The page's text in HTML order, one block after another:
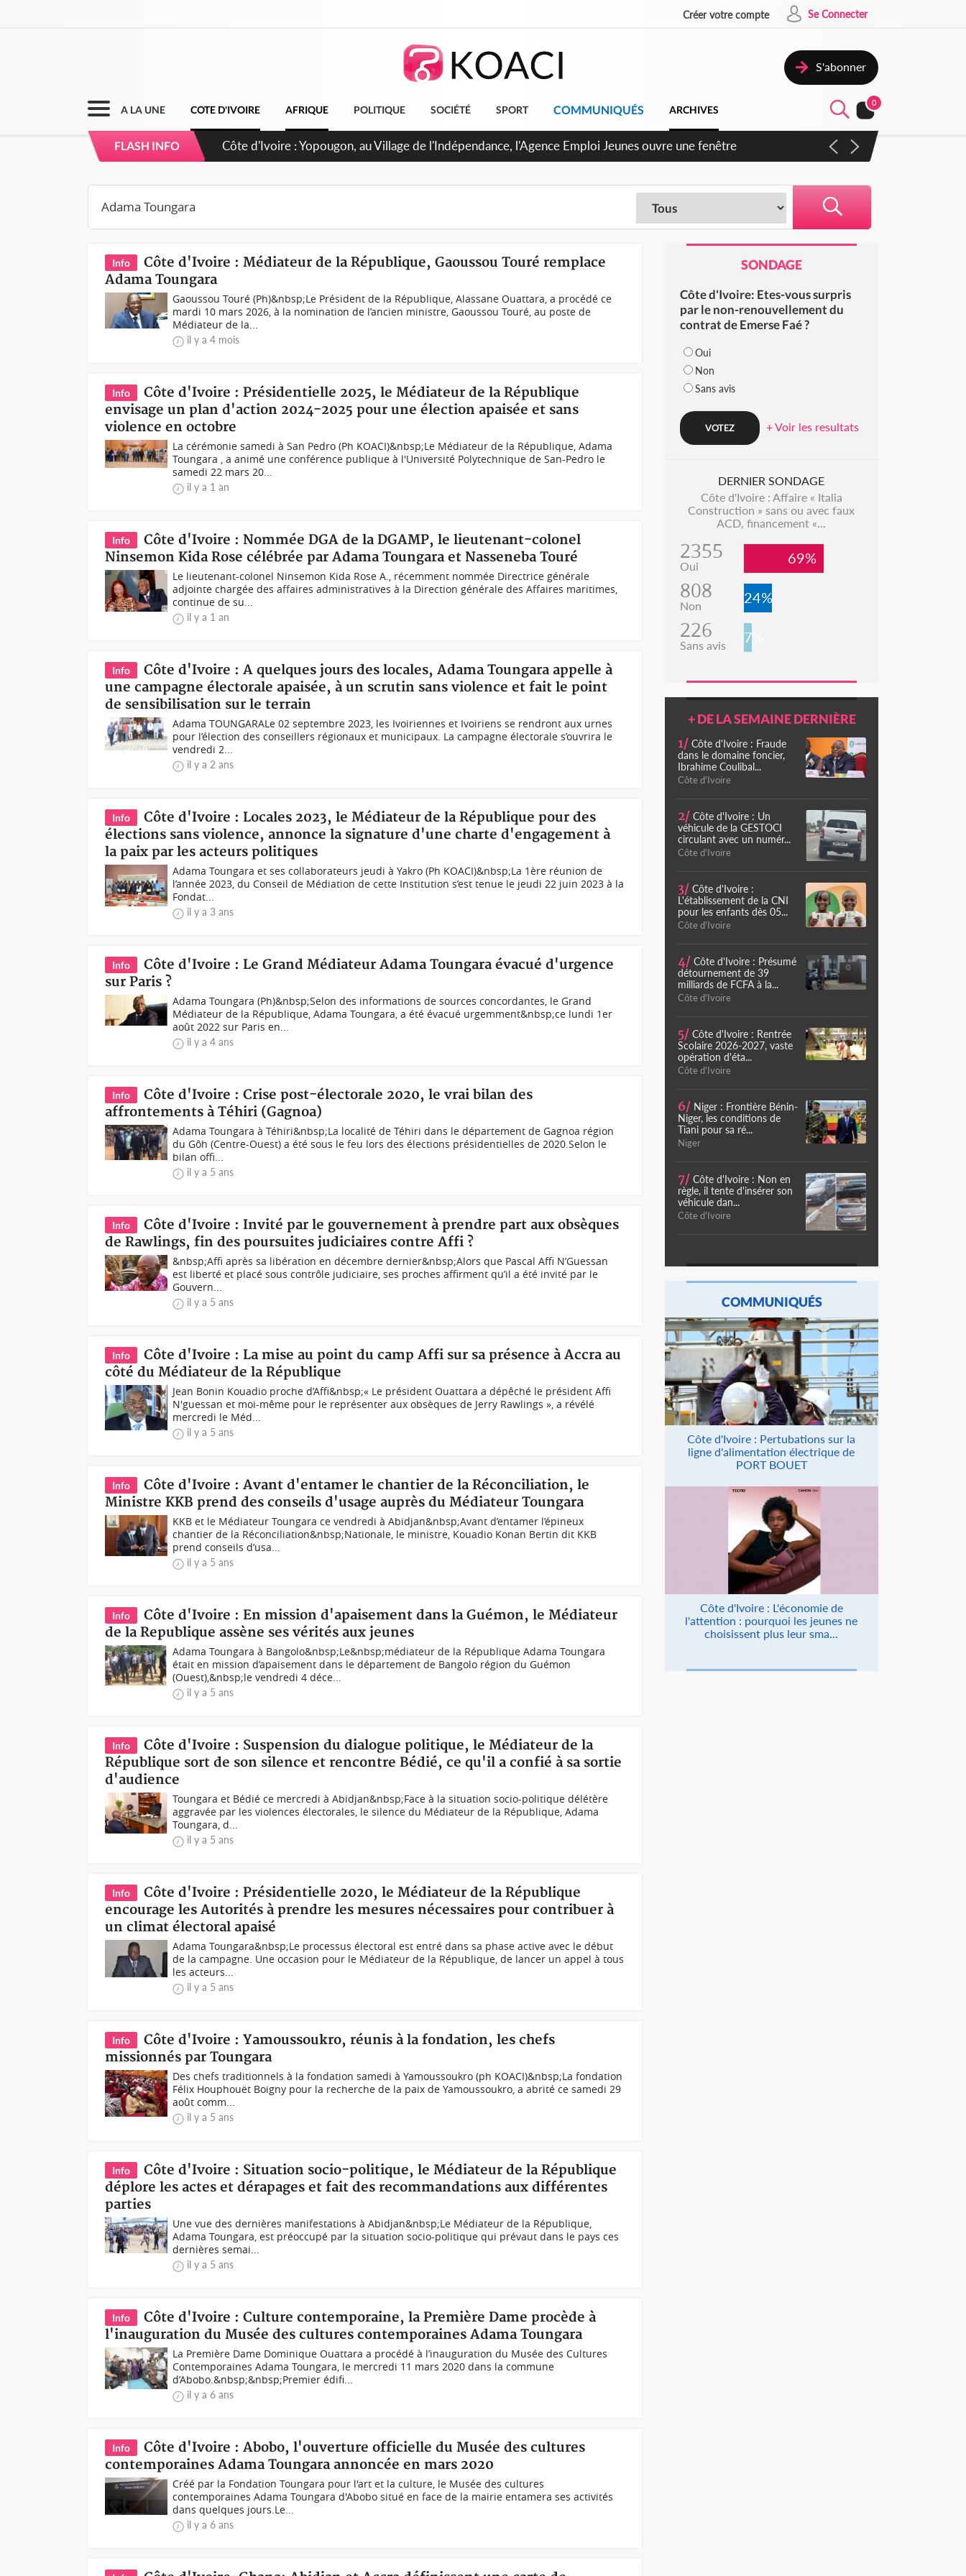
Créer votre compte Se Connecter
S'abonner
A LA UNE COTE D'IVOIRE AFRIQUE POLITIQUE SOCIÉTÉ SPORT COMMUNIQUÉS ARCHIVES
0
FLASH INFO
Côte d'Ivoire : CHU de Treichville, après la fronde, les agents contractuels obtiennent un accord avec la
Info
Côte d'Ivoire : Médiateur de la République, Gaoussou Touré remplace
Adama Toungara
Gaoussou Touré (Ph)&nbsp;Le Président de la République, Alassane Ouattara, a procédé ce
mardi 10 mars 2026, à la nomination de l’ancien ministre, Gaoussou Touré, au poste de
Médiateur de la...
il y a 4 mois
Info
Côte d'Ivoire : Présidentielle 2025, le Médiateur de la République
envisage un plan d'action 2024-2025 pour une élection apaisée et sans
violence en octobre
La cérémonie samedi à San Pedro (Ph KOACI)&nbsp;Le Médiateur de la République, Adama
Toungara , a animé une conférence publique à l'Université Polytechnique de San-Pedro le
samedi 22 mars 20...
il y a 1 an
Info
Côte d'Ivoire : Nommée DGA de la DGAMP, le lieutenant-colonel
Ninsemon Kida Rose célébrée par Adama Toungara et Nasseneba Touré
Le lieutenant-colonel Ninsemon Kida Rose A., récemment nommée Directrice générale
adjointe chargée des affaires administratives à la Direction générale des Affaires maritimes,
continue de su...
il y a 1 an
Info
Côte d'Ivoire : A quelques jours des locales, Adama Toungara appelle à
une campagne électorale apaisée, à un scrutin sans violence et fait le point
de sensibilisation sur le terrain
Adama TOUNGARALe 02 septembre 2023, les Ivoiriennes et Ivoiriens se rendront aux urnes
pour l’élection des conseillers régionaux et municipaux. La campagne électorale s’ouvrira le
vendredi 2...
il y a 2 ans
Info
Côte d'Ivoire : Locales 2023, le Médiateur de la République pour des
élections sans violence, annonce la signature d'une charte d'engagement à
la paix par les acteurs politiques
Adama Toungara et ses collaborateurs jeudi à Yakro (Ph KOACI)&nbsp;La 1ère réunion de
l’année 2023, du Conseil de Médiation de cette Institution s’est tenue le jeudi 22 juin 2023 à la
Fondat...
il y a 3 ans
Info
Côte d'Ivoire : Le Grand Médiateur Adama Toungara évacué d'urgence
sur Paris ?
Adama Toungara (Ph)&nbsp;Selon des informations de sources concordantes, le Grand
Médiateur de la République, Adama Toungara, a été évacué urgemment&nbsp;ce lundi 1er
août 2022 sur Paris en...
il y a 4 ans
Info
Côte d'Ivoire : Crise post-électorale 2020, le vrai bilan des
affrontements à Téhiri (Gagnoa)
Adama Toungara à Téhiri&nbsp;La localité de Téhiri dans le département de Gagnoa région
du Gôh (Centre-Ouest) a été sous le feu lors des élections présidentielles de 2020.Selon le
bilan offi...
il y a 5 ans
Info
Côte d'Ivoire : Invité par le gouvernement à prendre part aux obsèques
de Rawlings, fin des poursuites judiciaires contre Affi ?
&nbsp;Affi après sa libération en décembre dernier&nbsp;Alors que Pascal Affi N’Guessan
est liberté et placé sous contrôle judiciaire, ses proches affirment qu’il a été invité par le
Gouvern...
il y a 5 ans
Info
Côte d'Ivoire : La mise au point du camp Affi sur sa présence à Accra au
côté du Médiateur de la République
Jean Bonin Kouadio proche d’Affi&nbsp;« Le président Ouattara a dépêché le président Affi
N'guessan et moi-même pour le représenter aux obsèques de Jerry Rawlings », a révélé
mercredi le Méd...
il y a 5 ans
Info
Côte d'Ivoire : Avant d'entamer le chantier de la Réconciliation, le
Ministre KKB prend des conseils d'usage auprès du Médiateur Toungara
KKB et le Médiateur Toungara ce vendredi à Abidjan&nbsp;Avant d’entamer l’épineux
chantier de la Réconciliation&nbsp;Nationale, le ministre, Kouadio Konan Bertin dit KKB
prend conseils d’usa...
il y a 5 ans
Info
Côte d'Ivoire : En mission d'apaisement dans la Guémon, le Médiateur
de la Republique assène ses vérités aux jeunes
Adama Toungara à Bangolo&nbsp;Le&nbsp;médiateur de la République Adama Toungara
était en mission d’apaisement dans le département de Bangolo région du Guémon
(Ouest),&nbsp;le vendredi 4 déce...
il y a 5 ans
Info
Côte d'Ivoire : Suspension du dialogue politique, le Médiateur de la
République sort de son silence et rencontre Bédié, ce qu'il a confié à sa sortie
d'audience
Toungara et Bédié ce mercredi à Abidjan&nbsp;Face à la situation socio-politique délétère
aggravée par les violences électorales, le silence du Médiateur de la République, Adama
Toungara, d...
il y a 5 ans
Info
Côte d'Ivoire : Présidentielle 2020, le Médiateur de la République
encourage les Autorités à prendre les mesures nécessaires pour contribuer à
un climat électoral apaisé
Adama Toungara&nbsp;Le processus électoral est entré dans sa phase active avec le début
de la campagne. Une occasion pour le Médiateur de la République, de lancer un appel à tous
les acteurs...
il y a 5 ans
Info
Côte d'Ivoire : Yamoussoukro, réunis à la fondation, les chefs
missionnés par Toungara
Des chefs traditionnels à la fondation samedi à Yamoussoukro (ph KOACI)&nbsp;La fondation
Félix Houphouët Boigny pour la recherche de la paix de Yamoussoukro, a abrité ce samedi 29
août comm...
il y a 5 ans
Info
Côte d'Ivoire : Situation socio-politique, le Médiateur de la République
déplore les actes et dérapages et fait des recommandations aux différentes
parties
Une vue des dernières manifestations à Abidjan&nbsp;Le Médiateur de la République,
Adama Toungara, est préoccupé par la situation socio-politique qui prévaut dans le pays ces
dernières semai...
il y a 5 ans
Info
Côte d'Ivoire : Culture contemporaine, la Première Dame procède à
l'inauguration du Musée des cultures contemporaines Adama Toungara
La Première Dame Dominique Ouattara a procédé à l’inauguration du Musée des Cultures
Contemporaines Adama Toungara, le mercredi 11 mars 2020 dans la commune
d’Abobo.&nbsp;&nbsp;Premier édifi...
il y a 6 ans
Info
Côte d'Ivoire : Abobo, l'ouverture officielle du Musée des cultures
contemporaines Adama Toungara annoncée en mars 2020
Créé par la Fondation Toungara pour l'art et la culture, le Musée des cultures
contemporaines Adama Toungara d'Abobo situé en face de la mairie entamera ses activités
dans quelques jours.Le...
il y a 6 ans
SONDAGE
Côte d'Ivoire: Etes-vous surpris
par le non-renouvellement du
contrat de Emerse Faé ?
Oui
Non
Sans avis
+ Voir les resultats
DERNIER SONDAGE
Côte d'Ivoire : Affaire « Italia
Construction » sans ou avec faux
ACD, financement «...
2355
Oui 69%
808
Non 24%
226
Sans avis 7%
+ DE LA SEMAINE DERNIÈRE
1/ Côte d'Ivoire : Fraude
dans le domaine foncier,
Ibrahime Coulibal...
Côte d'Ivoire
2/ Côte d'Ivoire : Un
véhicule de la GESTOCI
circulant avec un numér...
Côte d'Ivoire
3/ Côte d'Ivoire :
L'établissement de la CNI
pour les enfants dès 05...
Côte d'Ivoire
4/ Côte d'Ivoire : Présumé
détournement de 39
milliards de FCFA à la...
Côte d'Ivoire
5/ Côte d'Ivoire : Rentrée
Scolaire 2026-2027, vaste
opération d'éta...
Côte d'Ivoire
6/ Niger : Frontière Bénin-
Niger, les conditions de
Tiani pour sa ré...
Niger
7/ Côte d'Ivoire : Non en
règle, il tente d'insérer son
véhicule dan...
Côte d'Ivoire
COMMUNIQUÉS
Côte d'Ivoire : Pertubations sur la
ligne d'alimentation électrique de
PORT BOUET
Côte d'Ivoire : L'économie de
l'attention : pourquoi les jeunes ne
choisissent plus leur sma...